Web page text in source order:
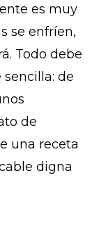
es muy
se enfríen,
Todo debe
de
de
una receta
digna